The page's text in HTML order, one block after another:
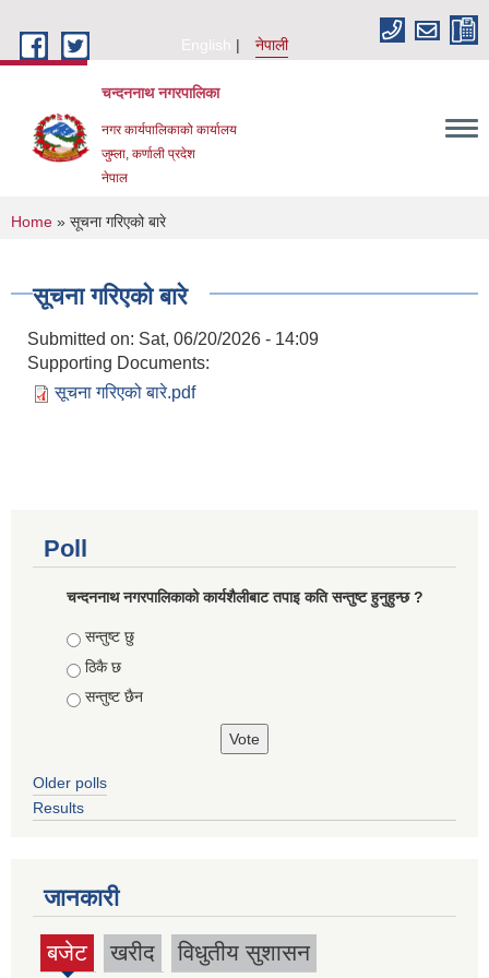
English
नेपाली
चन्दननाथ नगरपालिका
नगर कार्यपालिकाको कार्यालय
जुम्ला, कर्णाली प्रदेश
नेपाल
You are here
Home » सूचना गरिएको बारे
सूचना गरिएको बारे
Submitted on: Sat, 06/20/2026 - 14:09
Supporting Documents:
सूचना गरिएको बारे.pdf
Poll
चन्दननाथ नगरपालिकाको कार्यशैलीबाट तपाइ कति सन्तुष्ट हुनुहुन्छ ?
Choices
सन्तुष्ट छु
ठिकै छ
सन्तुष्ट छैन
Older polls
Results
जानकारी
बजेट
(active
खरीद विधुतीय सुशासन